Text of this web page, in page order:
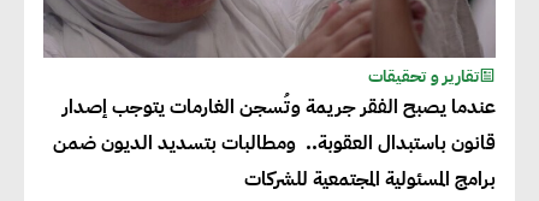
تقارير و تحقيقات
عندما يصبح الفقر جريمة وتُسجن الغارمات يتوجب إصدار
قانون باستبدال العقوبة.. ومطالبات بتسديد الديون ضمن
برامج المسئولية المجتمعية للشركات